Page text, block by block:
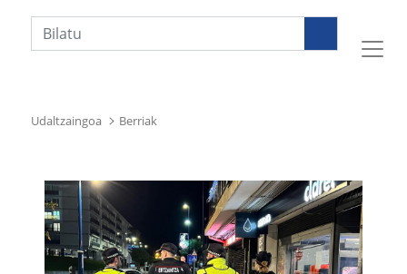
Bilaketa
Udaltzaingoa Berriak